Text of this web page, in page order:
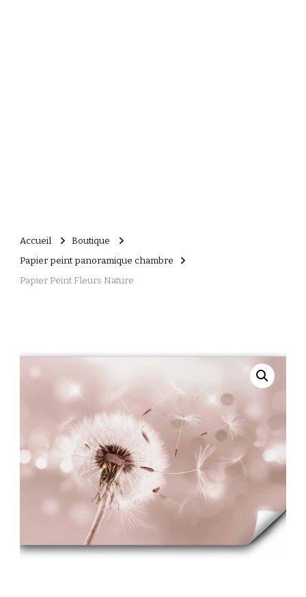
Accueil
Boutique
Papier peint panoramique chambre
Papier Peint Fleurs Nature